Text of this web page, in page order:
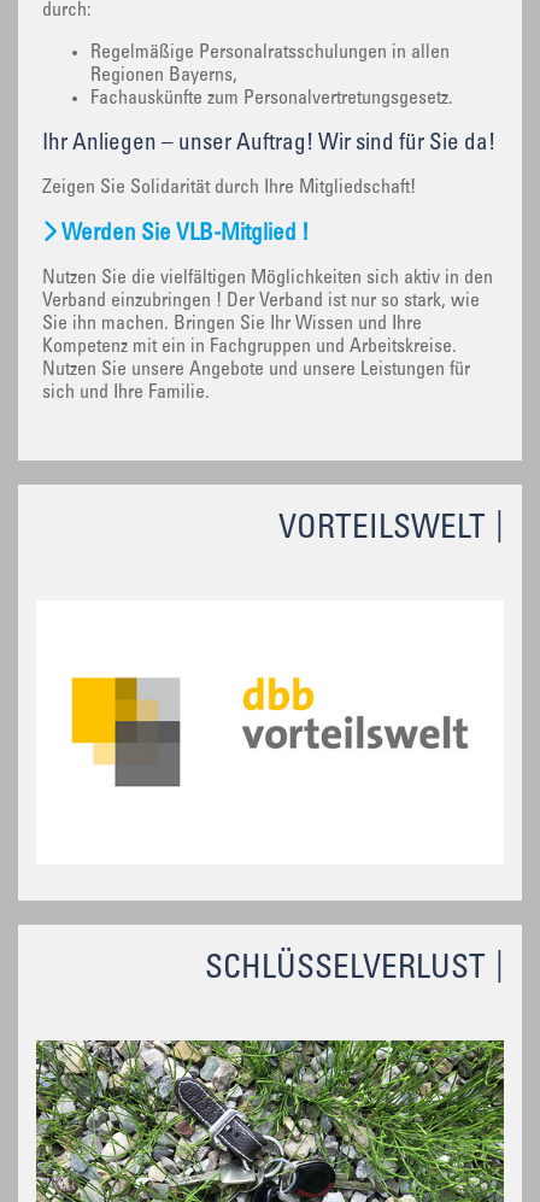
VORTEILSWELT
SCHLÜSSELVERLUST
durch:
Regelmäßige Personalratsschulungen in allen
Regionen Bayerns,
Fachauskünfte zum Personalvertretungsgesetz.
Ihr Anliegen – unser Auftrag! Wir sind für Sie da!
Zeigen Sie Solidarität durch Ihre Mitgliedschaft!
Werden Sie VLB-Mitglied !
Nutzen Sie die vielfältigen Möglichkeiten sich aktiv in den
Verband einzubringen ! Der Verband ist nur so stark, wie
Sie ihn machen. Bringen Sie Ihr Wissen und Ihre
Kompetenz mit ein in Fachgruppen und Arbeitskreise.
Nutzen Sie unsere Angebote und unsere Leistungen für
sich und Ihre Familie.